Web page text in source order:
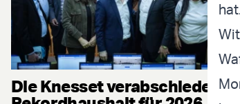
Die Knesset verabschiedet